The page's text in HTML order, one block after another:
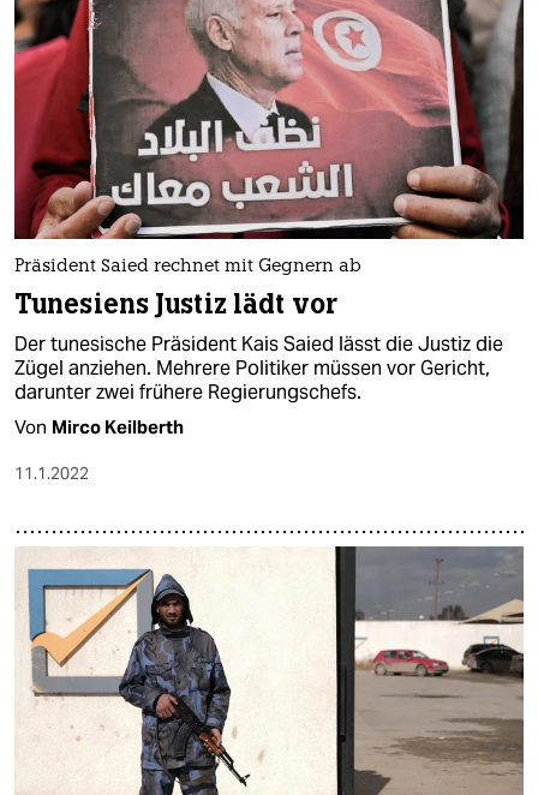
Präsident Saied rechnet mit Gegnern ab
Tunesiens Justiz lädt vor
Der tunesische Präsident Kais Saied lässt die Justiz die
Zügel anziehen. Mehrere Politiker müssen vor Gericht,
darunter zwei frühere Regierungschefs.
Von Mirco Keilberth
11.1.2022